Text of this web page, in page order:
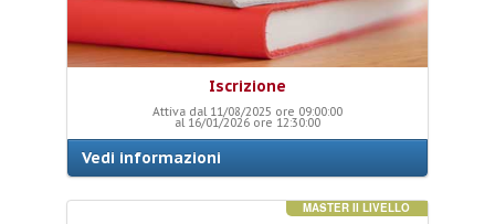
Iscrizione
Attiva dal 11/08/2025 ore 09:00:00
al 16/01/2026 ore 12:30:00
Vedi informazioni
MASTER II LIVELLO